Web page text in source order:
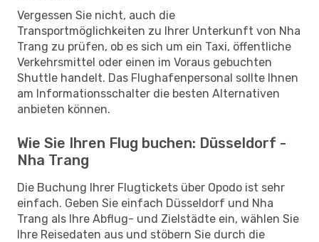
Vergessen Sie nicht, auch die
Transportmöglichkeiten zu Ihrer Unterkunft von Nha
Trang zu prüfen, ob es sich um ein Taxi, öffentliche
Verkehrsmittel oder einen im Voraus gebuchten
Shuttle handelt. Das Flughafenpersonal sollte Ihnen
am Informationsschalter die besten Alternativen
anbieten können.
Wie Sie Ihren Flug buchen: Düsseldorf -
Nha Trang
Die Buchung Ihrer Flugtickets über Opodo ist sehr
einfach. Geben Sie einfach Düsseldorf und Nha
Trang als Ihre Abflug- und Zielstädte ein, wählen Sie
Ihre Reisedaten aus und stöbern Sie durch die